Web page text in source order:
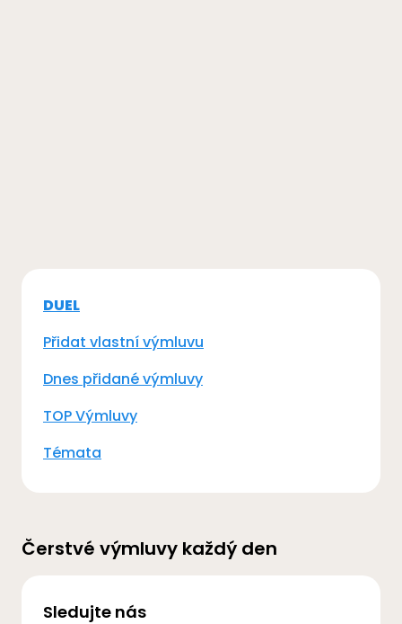
DUEL
Přidat vlastní výmluvu
Dnes přidané výmluvy
TOP Výmluvy
Témata
Čerstvé výmluvy každý den
Sledujte nás